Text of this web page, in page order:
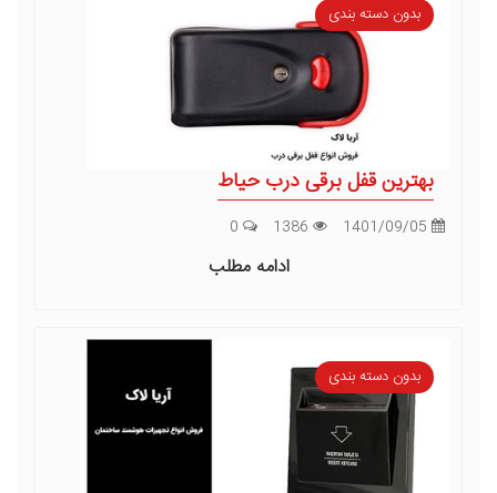
بدون دسته بندی
بهترین قفل برقی درب حیاط
ادامه مطلب
بدون دسته بندی